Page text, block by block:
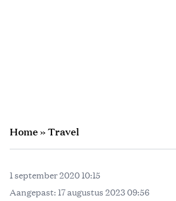
Home»Travel
1 september 2020 10:15
Aangepast: 17 augustus 2023 09:56